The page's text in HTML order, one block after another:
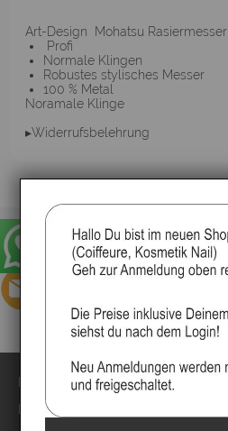
Art-Design Mohatsu Rasiermesser
Profi
Normale Klingen
Robustes stylisches Messer
100 % Metal
Noramale Klinge
▸Widerrufsbelehrung
Impressum
Kontakt